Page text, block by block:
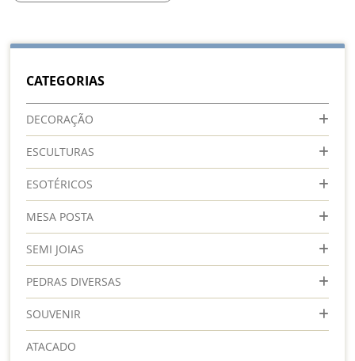
CATEGORIAS
DECORAÇÃO
ESCULTURAS
ESOTÉRICOS
MESA POSTA
SEMI JOIAS
PEDRAS DIVERSAS
SOUVENIR
ATACADO